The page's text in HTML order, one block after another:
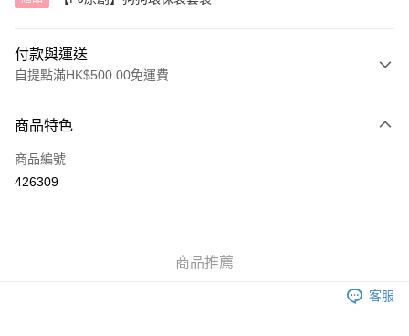
付款與運送
自提點滿HK$500.00免運費
信用卡
AlipayHK
每筆HK$40.00，滿HK$500.00或以上免運費
商品特色
商品編號
426309
商品推薦
客服